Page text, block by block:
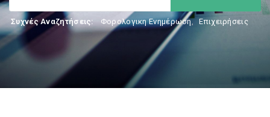
Συχνές Αναζητήσεις: Φορολογικη Ενημέρωση, Επιχειρήσεις